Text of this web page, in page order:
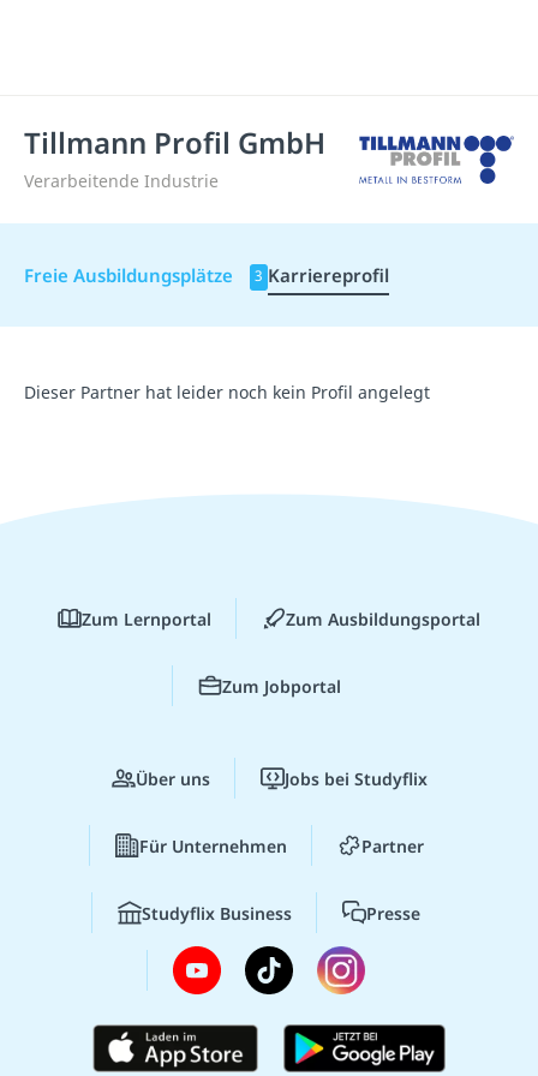
Tillmann Profil GmbH
Verarbeitende Industrie
Freie Ausbildungsplätze 3 Karriereprofil
Dieser Partner hat leider noch kein Profil angelegt
Zum Lernportal Zum Ausbildungsportal
Zum Jobportal
Über uns Jobs bei Studyflix
Für Unternehmen Partner
Studyflix Business Presse